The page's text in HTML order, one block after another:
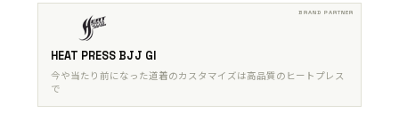
HEAT PRESS BJJ GI
今や当たり前になった道着のカスタマイズは高品質のヒートプレス
で